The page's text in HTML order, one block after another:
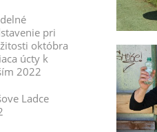
pri
októbra
úcty k
2022
Ladce